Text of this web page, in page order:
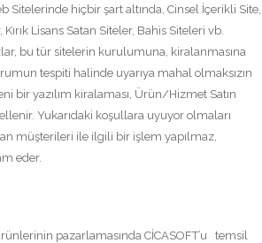
Sitelerinde hiçbir şart altında, Cinsel İçerikli Site,
Kırık Lisans Satan Siteler, Bahis Siteleri vb.
bu tür sitelerin kurulumuna, kiralanmasına
tespiti halinde uyarıya mahal olmaksızın
bir yazılım kiralaması, Ürün/Hizmet Satın
Yukarıdaki koşullara uyuyor olmaları
müşterileri ile ilgili bir işlem yapılmaz,
eder.
pazarlamasında CİCASOFT’u temsil